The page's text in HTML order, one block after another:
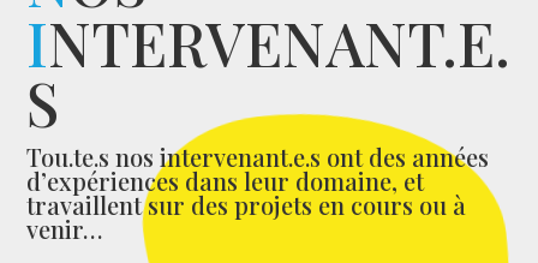
INTERVENANT.E.
S
Tou.te.s nos intervenant.e.s ont des années
d’expériences dans leur domaine, et
travaillent sur des projets en cours ou à
venir…